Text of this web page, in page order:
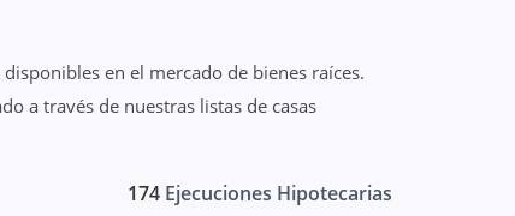
en el mercado de bienes raíces.
a través de nuestras listas de casas
174 Ejecuciones Hipotecarias